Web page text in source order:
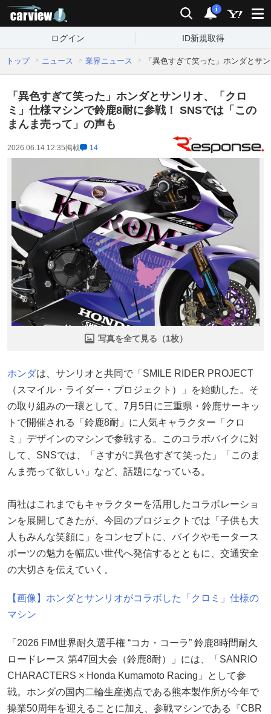
検索 通知
i
ログイン ID新規取得
トップ ニュース 業界ニュース 「異色すぎて笑った」ホンダとサ
「異色すぎて笑った」ホンダとサンリオ、「クロ
ミ」仕様マシンで鈴鹿8耐に参戦！ SNSでは「この
まんま売って」の声も
2026.06.14 12:35掲載 14
写真を全て見る（1枚）
ホンダは、サンリオと共同で「SMILE RIDER PROJECT
（スマイル・ライダー・プロジェクト）」を始動した。そ
の取り組みの一環として、7月5日に三重県・鈴鹿サーキッ
トで開催される「鈴鹿8耐」に人気キャラクター「クロ
ミ」デザインのマシンで参戦する。このコラボバイクに対
して、SNSでは、「さすがに異色すぎて笑った」「このま
んま売って欲しい」など、話題になっている。
両社はこれまでもキャラクターを活用したコラボレーショ
ンを展開してきたが、今回のプロジェクトでは「子供も大
人もみんな笑顔に」をコンセプトに、バイクやモータース
ポーツの魅力を幅広い世代へ発信するとともに、交通安全
の大切さを伝えていく。
【画像】ホンダとサンリオがコラボした「クロミ」仕様の
マシン
「2026 FIM世界耐久選手権 “コカ・コーラ” 鈴鹿8時間耐久
ロードレース 第47回大会（鈴鹿8耐）」には、「SANRIO
CHARACTERS × Honda Kumamoto Racing」として参
戦。ホンダの国内二輪生産拠点である熊本製作所が今年で
操業50周年を迎えることに加え、参戦マシンである『CBR